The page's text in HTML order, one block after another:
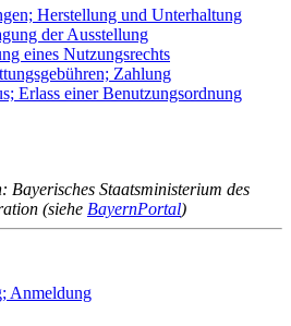
Herstellung und Unterhaltung
der Ausstellung
eines Nutzungsrechts
Zahlung
Erlass einer Benutzungsordnung
Staatsministerium des
(siehe BayernPortal)
Anmeldung